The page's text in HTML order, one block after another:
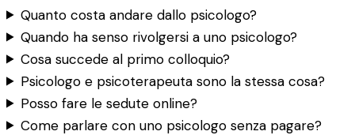
Quanto costa andare dallo psicologo?
Quando ha senso rivolgersi a uno psicologo?
Cosa succede al primo colloquio?
Psicologo e psicoterapeuta sono la stessa cosa?
Posso fare le sedute online?
Come parlare con uno psicologo senza pagare?